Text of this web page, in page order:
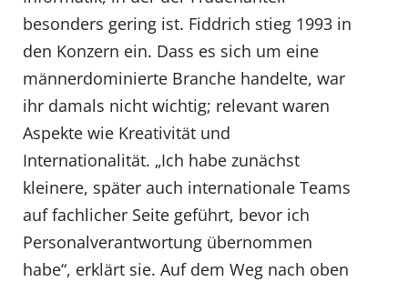
besonders gering ist. Fiddrich stieg 1993 in
den Konzern ein. Dass es sich um eine
männerdominierte Branche handelte, war
ihr damals nicht wichtig; relevant waren
Aspekte wie Kreativität und
Internationalität. „Ich habe zunächst
kleinere, später auch internationale Teams
auf fachlicher Seite geführt, bevor ich
Personalverantwortung übernommen
habe“, erklärt sie. Auf dem Weg nach oben